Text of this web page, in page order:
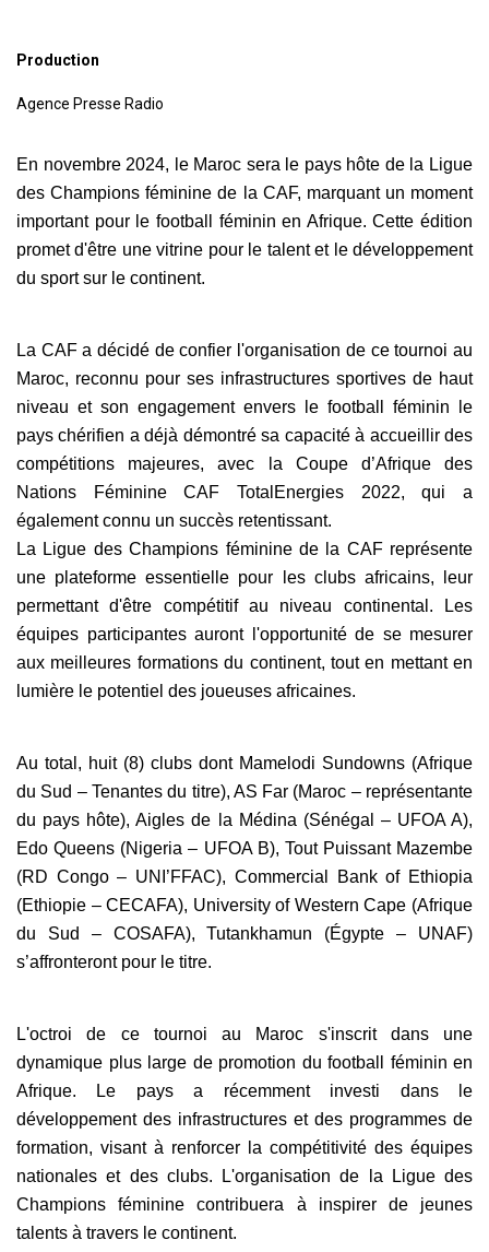
Production
Agence Presse Radio
En novembre 2024, le Maroc sera le pays hôte de la Ligue
des Champions féminine de la CAF, marquant un moment
important pour le football féminin en Afrique. Cette édition
promet d'être une vitrine pour le talent et le développement
du sport sur le continent.
La CAF a décidé de confier l'organisation de ce tournoi au
Maroc, reconnu pour ses infrastructures sportives de haut
niveau et son engagement envers le football féminin le
pays chérifien a déjà démontré sa capacité à accueillir des
compétitions majeures, avec la Coupe d’Afrique des
Nations Féminine CAF TotalEnergies 2022, qui a
également connu un succès retentissant.
La Ligue des Champions féminine de la CAF représente
une plateforme essentielle pour les clubs africains, leur
permettant d'être compétitif au niveau continental. Les
équipes participantes auront l'opportunité de se mesurer
aux meilleures formations du continent, tout en mettant en
lumière le potentiel des joueuses africaines.
Au total, huit (8) clubs dont Mamelodi Sundowns (Afrique
du Sud – Tenantes du titre), AS Far (Maroc – représentante
du pays hôte), Aigles de la Médina (Sénégal – UFOA A),
Edo Queens (Nigeria – UFOA B), Tout Puissant Mazembe
(RD Congo – UNI’FFAC), Commercial Bank of Ethiopia
(Ethiopie – CECAFA), University of Western Cape (Afrique
du Sud – COSAFA), Tutankhamun (Égypte – UNAF)
s’affronteront pour le titre.
L'octroi de ce tournoi au Maroc s'inscrit dans une
dynamique plus large de promotion du football féminin en
Afrique. Le pays a récemment investi dans le
développement des infrastructures et des programmes de
formation, visant à renforcer la compétitivité des équipes
nationales et des clubs. L'organisation de la Ligue des
Champions féminine contribuera à inspirer de jeunes
talents à travers le continent.